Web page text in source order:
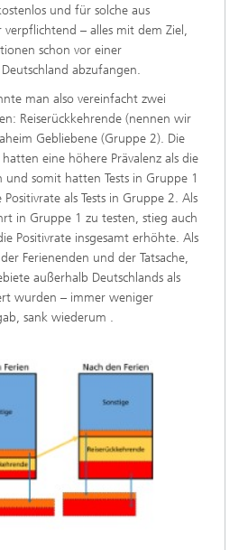
und für solche aus
verpflichtend – alles mit dem Ziel,
schon vor einer
abzufangen.
man also vereinfacht zwei
Reiserückkehrende (nennen wir
Gebliebene (Gruppe 2). Die
eine höhere Prävalenz als die
und somit hatten Tests in Gruppe 1
als Tests in Gruppe 2. Als
in Gruppe 1 zu testen, stieg auch
Positivrate insgesamt erhöhte. Als
Ferienenden und der Tatsache,
außerhalb Deutschlands als
wurden – immer weniger
sank wiederum .